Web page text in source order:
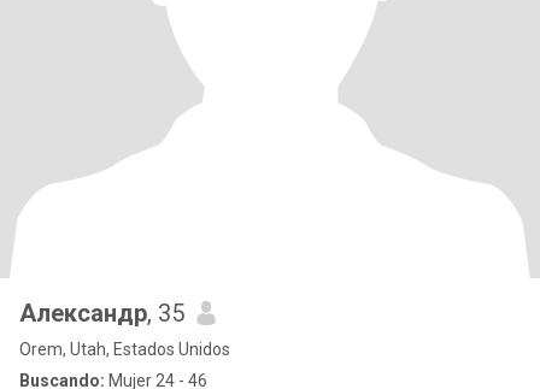
Александр, 35
Orem, Utah, Estados Unidos
Buscando: Mujer 24 - 46